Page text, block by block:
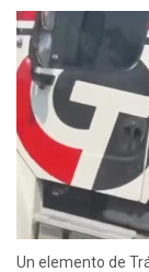
Un elemento de